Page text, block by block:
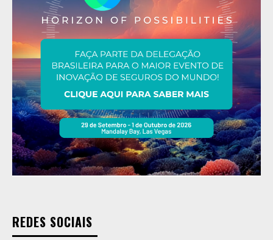
REDES SOCIAIS